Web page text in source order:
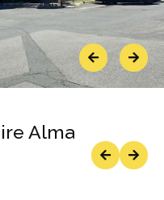
PreviousNext
Alma